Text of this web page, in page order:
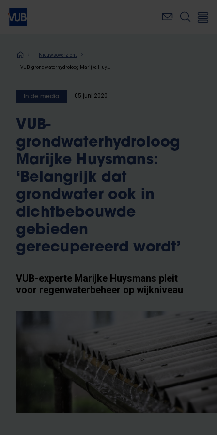
Overslaan
naar
inhoudKruimelpad
Nieuwsoverzicht
In de media 05 juni 2020
VUB-
grondwaterhydroloog
Marijke Huysmans:
‘Belangrijk dat
grondwater ook in
dichtbebouwde
gebieden
gerecupereerd wordt’
VUB-experte Marijke Huysmans pleit
voor regenwaterbeheer op wijkniveau